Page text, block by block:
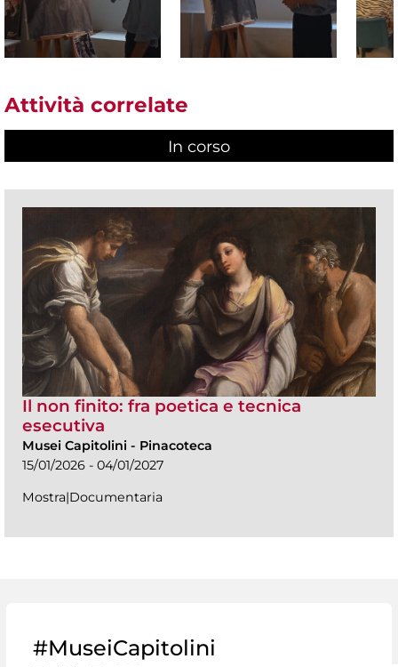
Attività correlate
In corso
Il non finito: fra poetica e tecnica
esecutiva
Musei Capitolini - Pinacoteca
15/01/2026 - 04/01/2027
Mostra|Documentaria
#MuseiCapitolini